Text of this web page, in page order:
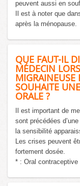
peuvent aussi en
Il est à noter que
après la ménopause.
QUE FAUT-IL
MÉDECIN
MIGRAINEUSE
SOUHAITE
ORALE ?
Il est important de
sont précédées
la sensibilité
Les crises peuvent
fortement dosée.
* : Oral contraceptive